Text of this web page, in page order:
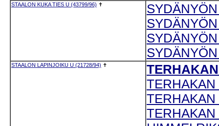
STAALON KUKA TIES U (43799/96) ✝
STAALON LAPINJOIKU U (21728/94) ✝
TERHAKAN